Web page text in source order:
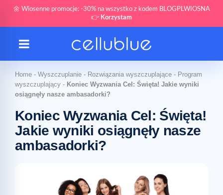
🌼 Wiosenne promocje: -30% na wszystko z kodem BLOGPLWIOSNA
👉 Korzystam
Home - Wyszczuplanie - Rozwiązania wyszczuplające - Program
wyszczuplający - Koniec Wyzwania Cel: Święta! Jakie wyniki
osiągnęły nasze ambasadorki?
Koniec Wyzwania Cel: Święta!
Jakie wyniki osiągnęły nasze
ambasadorki?